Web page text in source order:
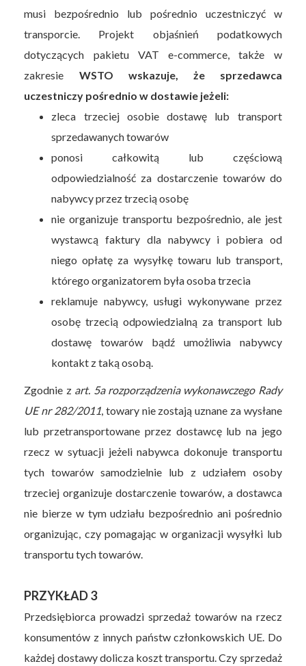
musi bezpośrednio lub pośrednio uczestniczyć w
transporcie. Projekt objaśnień podatkowych
dotyczących pakietu VAT e-commerce, także w
zakresie WSTO wskazuje, że sprzedawca
uczestniczy pośrednio w dostawie jeżeli:
zleca trzeciej osobie dostawę lub transport
sprzedawanych towarów
ponosi całkowitą lub częściową
odpowiedzialność za dostarczenie towarów do
nabywcy przez trzecią osobę
nie organizuje transportu bezpośrednio, ale jest
wystawcą faktury dla nabywcy i pobiera od
niego opłatę za wysyłkę towaru lub transport,
którego organizatorem była osoba trzecia
reklamuje nabywcy, usługi wykonywane przez
osobę trzecią odpowiedzialną za transport lub
dostawę towarów bądź umożliwia nabywcy
kontakt z taką osobą.
Zgodnie z art. 5a rozporządzenia wykonawczego Rady
UE nr 282/2011 , towary nie zostają uznane za wysłane
lub przetransportowane przez dostawcę lub na jego
rzecz w sytuacji jeżeli nabywca dokonuje transportu
tych towarów samodzielnie lub z udziałem osoby
trzeciej organizuje dostarczenie towarów, a dostawca
nie bierze w tym udziału bezpośrednio ani pośrednio
organizując, czy pomagając w organizacji wysyłki lub
transportu tych towarów.
PRZYKŁAD 3
Przedsiębiorca prowadzi sprzedaż towarów na rzecz
konsumentów z innych państw członkowskich UE. Do
każdej dostawy dolicza koszt transportu. Czy sprzedaż